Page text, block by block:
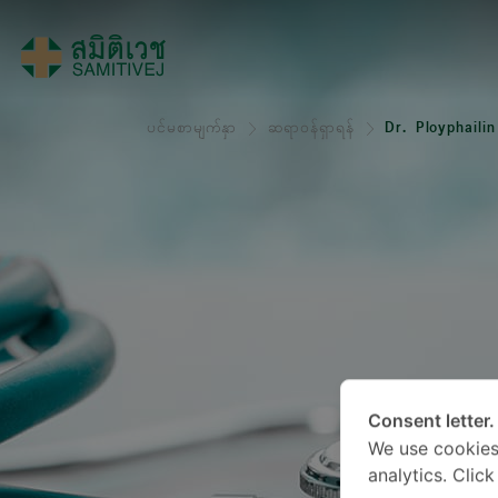
ပင်မစာမျက်နှာ ဆရာဝန်ရှာရန် Dr.
Consent letter.
We use
analytics.